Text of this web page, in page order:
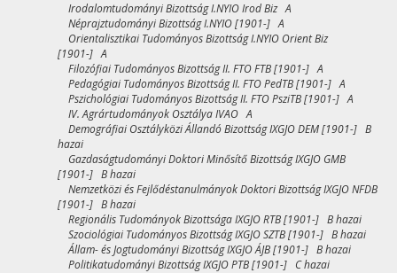
Irodalomtudományi Bizottság I.NYIO Irod Biz A
Néprajztudományi Bizottság I.NYIO [1901-] A
Orientalisztikai Tudományos Bizottság I.NYIO Orient Biz
[1901-] A
Filozófiai Tudományos Bizottság II. FTO FTB [1901-] A
Pedagógiai Tudományos Bizottság II. FTO PedTB [1901-] A
Pszichológiai Tudományos Bizottság II. FTO PsziTB [1901-] A
IV. Agrártudományok Osztálya IVAO A
Demográfiai Osztályközi Állandó Bizottság IXGJO DEM [1901-] B
hazai
Gazdaságtudományi Doktori Minősítő Bizottság IXGJO GMB
[1901-] B hazai
Nemzetközi és Fejlődéstanulmányok Doktori Bizottság IXGJO NFDB
[1901-] B hazai
Regionális Tudományok Bizottsága IXGJO RTB [1901-] B hazai
Szociológiai Tudományos Bizottság IXGJO SZTB [1901-] B hazai
Állam- és Jogtudományi Bizottság IXGJO ÁJB [1901-] B hazai
Politikatudományi Bizottság IXGJO PTB [1901-] C hazai